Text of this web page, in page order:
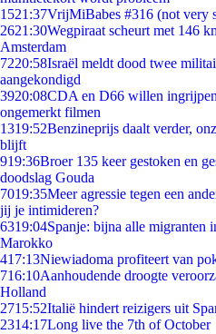
1521:37VrijMiBabes #316 (not very
2621:30Wegpiraat scheurt met 146
Amsterdam
7220:58Israël meldt dood twee
aangekondigd
3920:08CDA en D66 willen
ongemerkt filmen
1319:52Benzineprijs daalt verder,
blijft
919:36Broer 135 keer gestoken en
doodslag Gouda
7019:35Meer agressie tegen een
jij je intimideren?
6319:04Spanje: bijna alle migranten
Marokko
417:13Niewiadoma profiteert van
716:10Aanhoudende droogte
Holland
2715:52Italië hindert reizigers uit
2314:17Long live the 7th of October